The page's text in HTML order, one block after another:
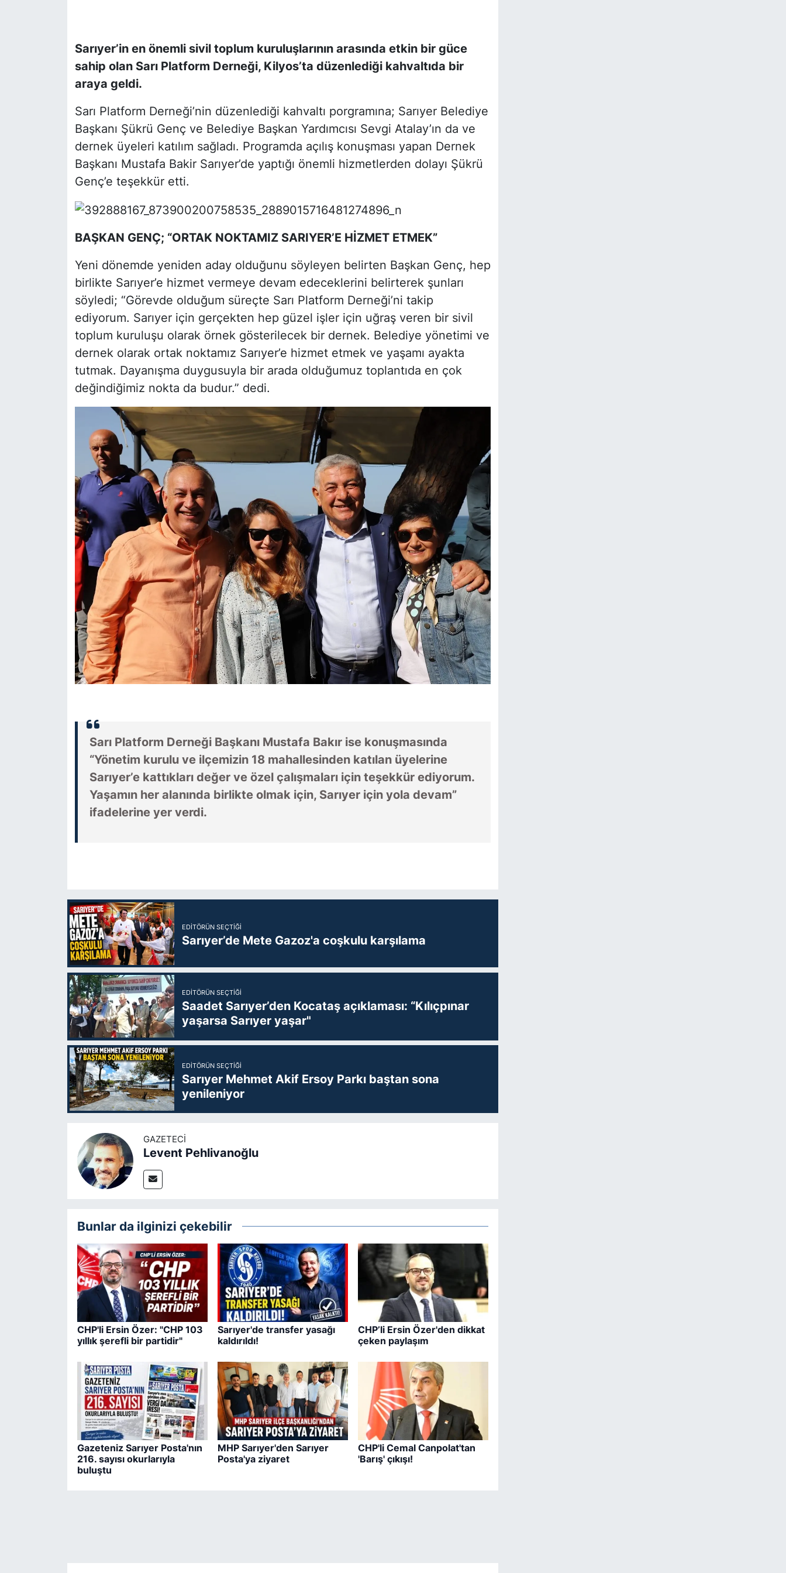
Sarıyer’in en önemli sivil toplum kuruluşlarının arasında etkin bir güce
sahip olan Sarı Platform Derneği, Kilyos’ta düzenlediği kahvaltıda bir
araya geldi.
Sarı Platform Derneği’nin düzenlediği kahvaltı porgramına; Sarıyer Belediye
Başkanı Şükrü Genç ve Belediye Başkan Yardımcısı Sevgi Atalay’ın da ve
dernek üyeleri katılım sağladı. Programda açılış konuşması yapan Dernek
Başkanı Mustafa Bakir Sarıyer’de yaptığı önemli hizmetlerden dolayı Şükrü
Genç’e teşekkür etti.
BAŞKAN GENÇ; “ORTAK NOKTAMIZ SARIYER’E HİZMET ETMEK”
Yeni dönemde yeniden aday olduğunu söyleyen belirten Başkan Genç, hep
birlikte Sarıyer’e hizmet vermeye devam edeceklerini belirterek şunları
söyledi; “Görevde olduğum süreçte Sarı Platform Derneği’ni takip
ediyorum. Sarıyer için gerçekten hep güzel işler için uğraş veren bir sivil
toplum kuruluşu olarak örnek gösterilecek bir dernek. Belediye yönetimi ve
dernek olarak ortak noktamız Sarıyer’e hizmet etmek ve yaşamı ayakta
tutmak. Dayanışma duygusuyla bir arada olduğumuz toplantıda en çok
değindiğimiz nokta da budur.” dedi.
Sarı Platform Derneği Başkanı Mustafa Bakır ise konuşmasında
“Yönetim kurulu ve ilçemizin 18 mahallesinden katılan üyelerine
Sarıyer’e kattıkları değer ve özel çalışmaları için teşekkür ediyorum.
Yaşamın her alanında birlikte olmak için, Sarıyer için yola devam”
ifadelerine yer verdi.
EDITÖRÜN SEÇTIĞI
Sarıyer’de Mete Gazoz'a coşkulu karşılama
EDITÖRÜN SEÇTIĞI
Saadet Sarıyer’den Kocataş açıklaması: “Kılıçpınar
yaşarsa Sarıyer yaşar"
EDITÖRÜN SEÇTIĞI
Sarıyer Mehmet Akif Ersoy Parkı baştan sona
yenileniyor
GAZETECI
Levent Pehlivanoğlu
Bunlar da ilginizi çekebilir
CHP'li Ersin Özer: "CHP 103
yıllık şerefli bir partidir"
Sarıyer'de transfer yasağı
kaldırıldı!
CHP’li Ersin Özer'den dikkat
çeken paylaşım
Gazeteniz Sarıyer Posta'nın
216. sayısı okurlarıyla
buluştu
MHP Sarıyer'den Sarıyer
Posta'ya ziyaret
CHP'li Cemal Canpolat'tan
'Barış' çıkışı!
SON DAKİKA HABERİ
TEKNOLOJİ
TÜRKİYE VE DÜNYA GÜNDEMİ
VİDEO GALERİ